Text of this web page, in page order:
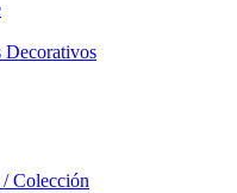
Decorativos
/ Colección